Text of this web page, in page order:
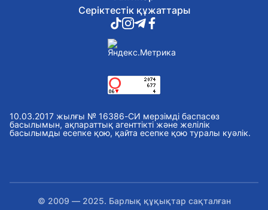
Серіктестік құжаттары
10.03.2017 жылғы № 16386-СИ мерзімді баспасөз
басылымын, ақпараттық агенттікті және желілік
басылымды есепке қою, қайта есепке қою туралы куәлік.
© 2009 — 2025. Барлық құқықтар сақталған